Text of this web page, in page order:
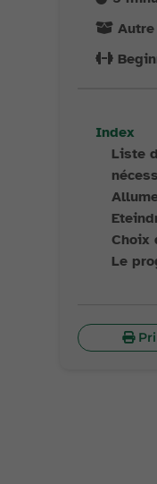
Autre
Index
Liste
Choix
Le